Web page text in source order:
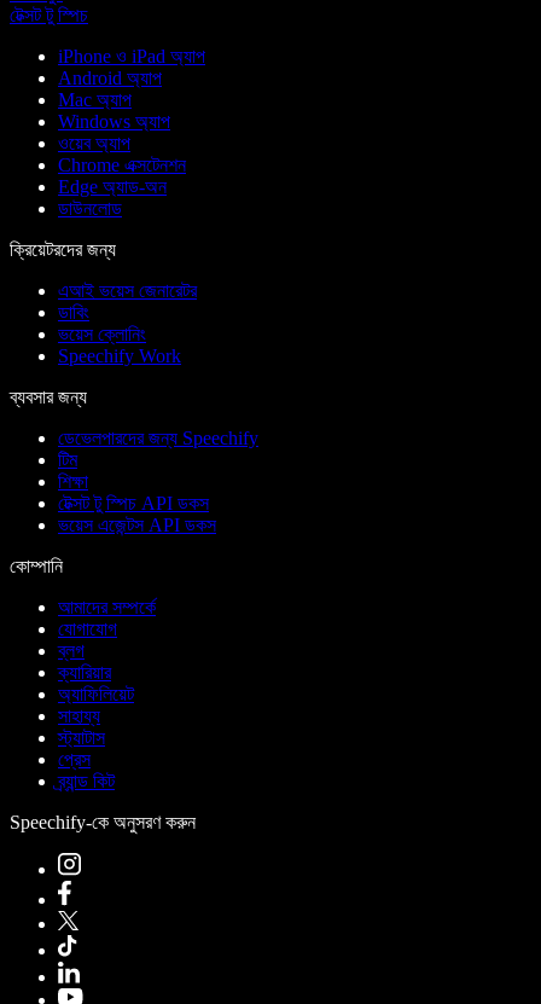
টেক্সট টু স্পিচ
iPhone ও iPad অ্যাপ
Android অ্যাপ
Mac অ্যাপ
Windows অ্যাপ
ওয়েব অ্যাপ
Chrome এক্সটেনশন
Edge অ্যাড-অন
ডাউনলোড
ক্রিয়েটরদের জন্য
এআই ভয়েস জেনারেটর
ডাবিং
ভয়েস ক্লোনিং
Speechify Work
ব্যবসার জন্য
ডেভেলপারদের জন্য Speechify
টিম
শিক্ষা
টেক্সট টু স্পিচ API ডকস
ভয়েস এজেন্টস API ডকস
কোম্পানি
আমাদের সম্পর্কে
যোগাযোগ
ব্লগ
ক্যারিয়ার
অ্যাফিলিয়েট
সাহায্য
স্ট্যাটাস
প্রেস
ব্র্যান্ড কিট
Speechify-কে অনুসরণ করুন